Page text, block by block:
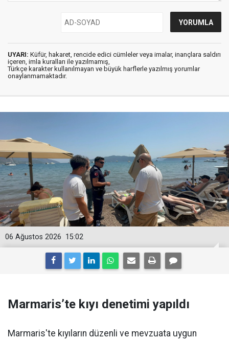
UYARI: Küfür, hakaret, rencide edici cümleler veya imalar, inançlara saldırı
içeren, imla kuralları ile yazılmamış,
Türkçe karakter kullanılmayan ve büyük harflerle yazılmış yorumlar
onaylanmamaktadır.
15:02
06 Ağustos 2026
Marmaris’te kıyı denetimi yapıldı
Marmaris'te kıyıların düzenli ve mevzuata uygun